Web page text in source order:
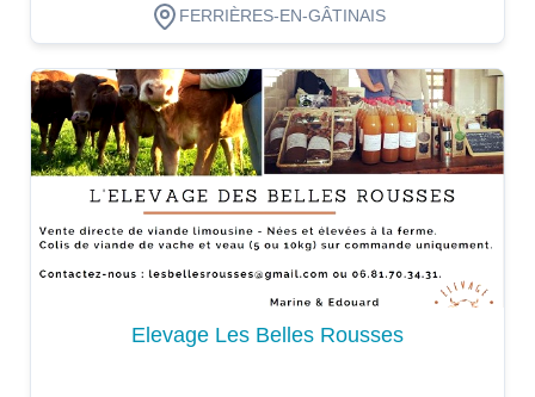
FERRIÈRES-EN-GÂTINAIS
Dégustation
Elevage Les Belles Rousses